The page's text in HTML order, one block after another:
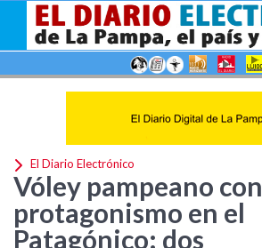
El Diario Electrónico
Vóley pampeano con
protagonismo en el
Patagónico: dos